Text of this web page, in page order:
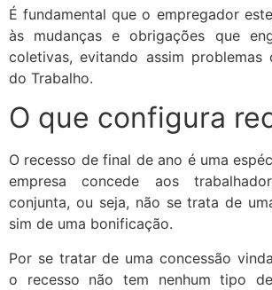
É fundamental que o empregador
às mudanças e obrigações que
coletivas, evitando assim problemas
do Trabalho.
O que configura
O recesso de final de ano é uma
empresa concede aos
conjunta, ou seja, não se trata de
sim de uma bonificação.
Por se tratar de uma concessão
o recesso não tem nenhum tipo